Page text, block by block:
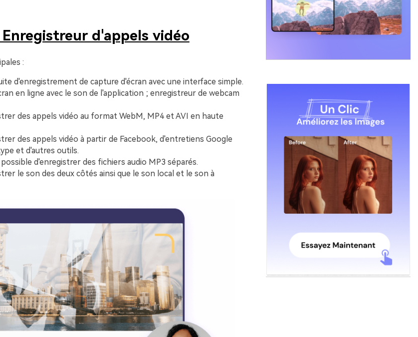
Enregistreur d'appels vidéo
:
d'enregistrement de capture d'écran avec une interface simple.
en ligne avec le son de l'application ; enregistreur de webcam
des appels vidéo au format WebM, MP4 et AVI en haute
des appels vidéo à partir de Facebook, d'entretiens Google
et d'autres outils.
d'enregistrer des fichiers audio MP3 séparés.
le son des deux côtés ainsi que le son local et le son à